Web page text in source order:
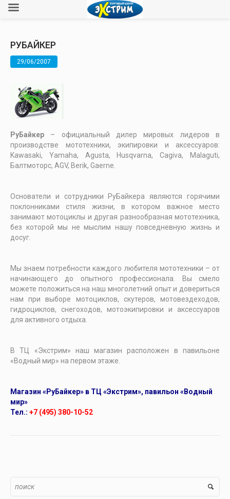
РУБАЙКЕР
29/06/2007
РуБайкер – официальный дилер мировых лидеров в
производстве мототехники, экипировки и аксессуаров:
Kawasaki, Yamaha, Agusta, Husqvarna, Cagiva, Malaguti,
Балтмоторс, AGV, Berik, Gaerne.
Основатели и сотрудники РуБайкера являются горячими
поклонниками стиля жизни, в котором важное место
занимают мотоциклы и другая разнообразная мототехника,
без которой мы не мыслим нашу повседневную жизнь и
досуг.
Мы знаем потребности каждого любителя мототехники – от
начинающего до опытного профессионала. Вы смело
можете положиться на наш многолетний опыт и довериться
нам при выборе мотоциклов, скутеров, мотовездеходов,
гидроциклов, снегоходов, мотоэкипировки и аксессуаров
для активного отдыха.
В ТЦ «Экстрим» наш магазин расположен в павильоне
«Водный мир» на первом этаже.
Магазин «РуБайкер» в ТЦ «Экстрим», павильон «Водный
мир»
Тел.: +7 (495) 380-10-52